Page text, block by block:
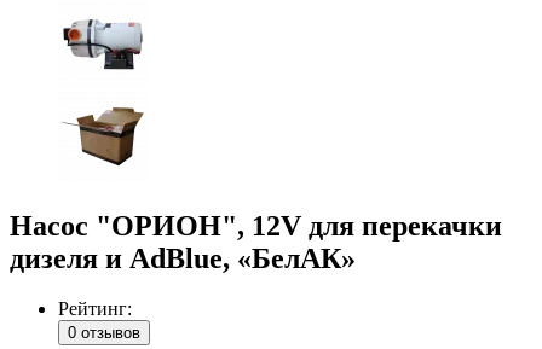
Насос "ОРИОН", 12V для перекачки
дизеля и AdBlue, «БелАК»
Рейтинг:
0 отзывов